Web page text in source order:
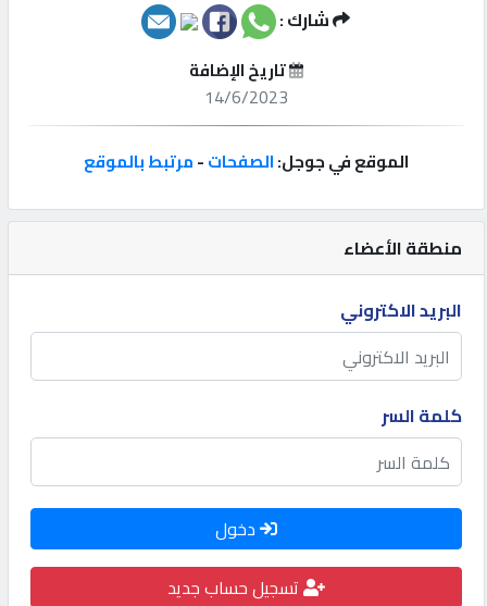
كيو
مزاد
كيو
نمبر
كيو
كارز
كيو
منطقة الأعضاء
البريد الاكتروني
كلمة السر
دخول
تسجيل حساب جديد
شارك :
تاريخ الإضافة
14/6/2023
الموقع في جوجل:الصفحات-مرتبط بالموقع